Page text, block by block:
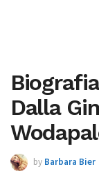
Dalla
by Barbara Bier